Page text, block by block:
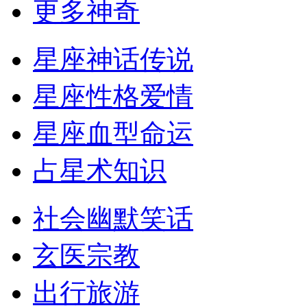
更多神奇
星座神话传说
星座性格爱情
星座血型命运
占星术知识
社会幽默笑话
玄医宗教
出行旅游